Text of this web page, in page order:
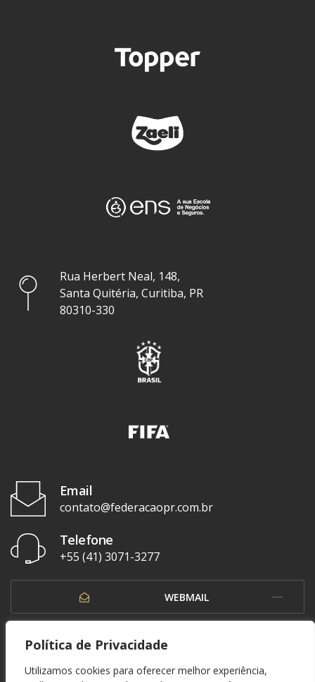
Política de Privacidade
Utilizamos cookies para oferecer melhor experiência,
Rua Herbert Neal, 148,
Santa Quitéria, Curitiba, PR
80310-330
Email
contato@federacaopr.com.br
Telefone
+55 (41) 3071-3277
WEBMAIL
OUVIDORIA